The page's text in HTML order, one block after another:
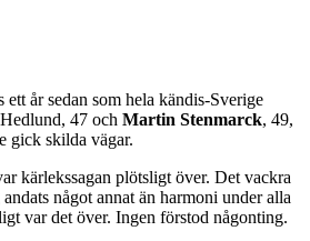
år sedan som hela kändis-Sverige
47 och Martin Stenmarck, 49,
gick skilda vägar.
kärlekssagan plötsligt över. Det vackra
något annat än harmoni under alla
var det över. Ingen förstod någonting.